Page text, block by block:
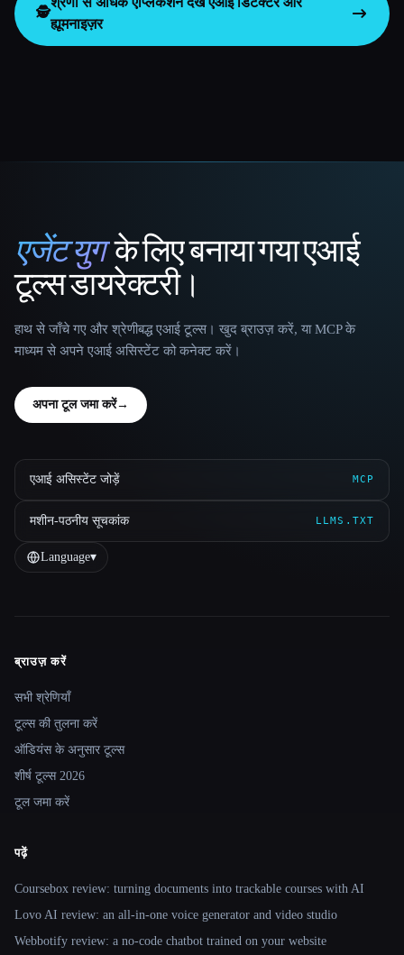
🕵️
ह्यूमनाइज़र
That AI Collection
एजेंट युगके लिए बनाया गया एआई
टूल्स डायरेक्टरी।
हाथ से जाँचे गए और श्रेणीबद्ध एआई टूल्स। खुद ब्राउज़ करें, या MCP के
माध्यम से अपने एआई असिस्टेंट को कनेक्ट करें।
अपना टूल जमा करें→
एआई असिस्टेंट जोड़ें MCP
मशीन-पठनीय सूचकांक LLMS.TXT
Language▾
Site navigation
ब्राउज़ करें
सभी श्रेणियाँ
टूल्स की तुलना करें
ऑडियंस के अनुसार टूल्स
शीर्ष टूल्स 2026
टूल जमा करें
पढ़ें
Coursebox review: turning documents into trackable courses with AI
Lovo AI review: an all-in-one voice generator and video studio
Webbotify review: a no-code chatbot trained on your website